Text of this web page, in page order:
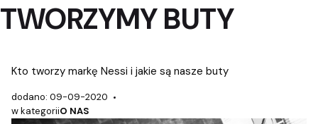
TWORZYMY BUTY
Kto tworzy markę Nessi i jakie są nasze buty
dodano: 09-09-2020
w kategoriiO NAS